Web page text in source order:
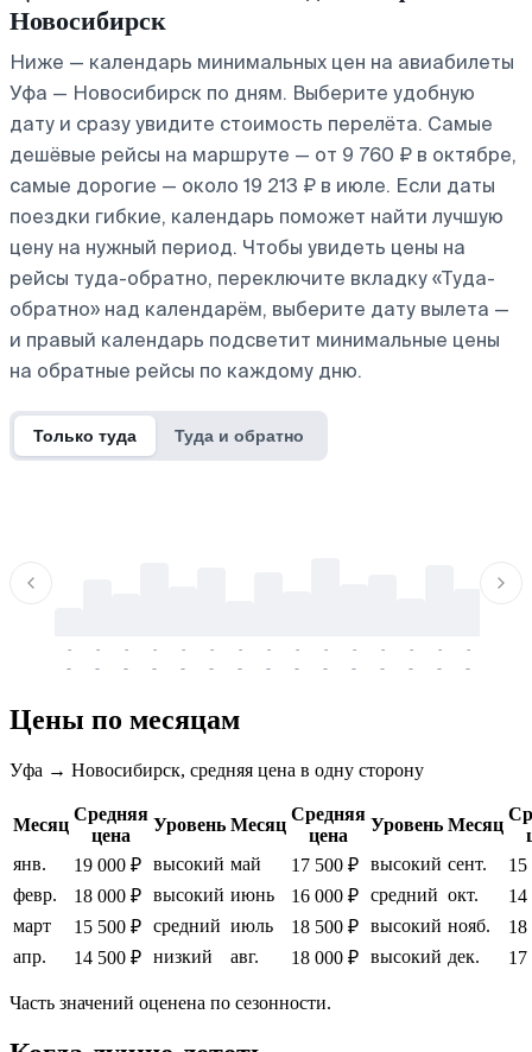
Новосибирск
Ниже — календарь минимальных цен на авиабилеты
Уфа — Новосибирск по дням. Выберите удобную
дату и сразу увидите стоимость перелёта. Самые
дешёвые рейсы на маршруте — от 9 760 ₽ в октябре,
самые дорогие — около 19 213 ₽ в июле. Если даты
поездки гибкие, календарь поможет найти лучшую
цену на нужный период. Чтобы увидеть цены на
рейсы туда-обратно, переключите вкладку «Туда-
обратно» над календарём, выберите дату вылета —
и правый календарь подсветит минимальные цены
на обратные рейсы по каждому дню.
Только туда Туда и обратно
-
-
-
-
-
-
-
-
-
-
-
-
-
-
-
-
-
-
-
-
-
-
-
-
-
-
-
-
-
-
Цены по месяцам
Уфа → Новосибирск, средняя цена в одну сторону
Месяц
Средняя
цена
Уровень Месяц
Средняя
цена
Уровень Месяц
янв.
19 000 ₽ высокий май 17 500 ₽ высокий сент.
15
февр.
18 000 ₽ высокий июнь 16 000 ₽ средний окт.
14
март
15 500 ₽ средний июль 18 500 ₽ высокий нояб.
18
апр.
14 500 ₽ низкий авг. 18 000 ₽ высокий дек. 17
Часть значений оценена по сезонности.